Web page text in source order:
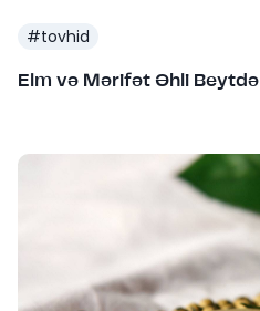
#tovhid
Elm və Mərifət Əhli